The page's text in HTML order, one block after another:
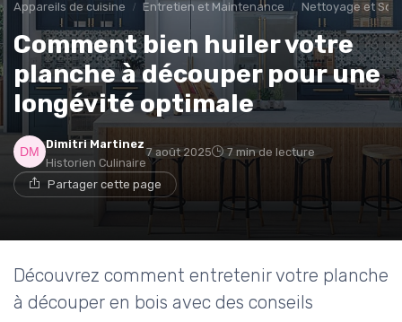
Appareils de cuisine Entretien et Maintenance Nettoyage et
Comment bien huiler votre
planche à découper pour une
longévité optimale
Dimitri Martinez
Historien Culinaire
7 août 2025 7 min de lecture
Partager cette page
Découvrez comment entretenir votre planche
à découper en bois avec des conseils